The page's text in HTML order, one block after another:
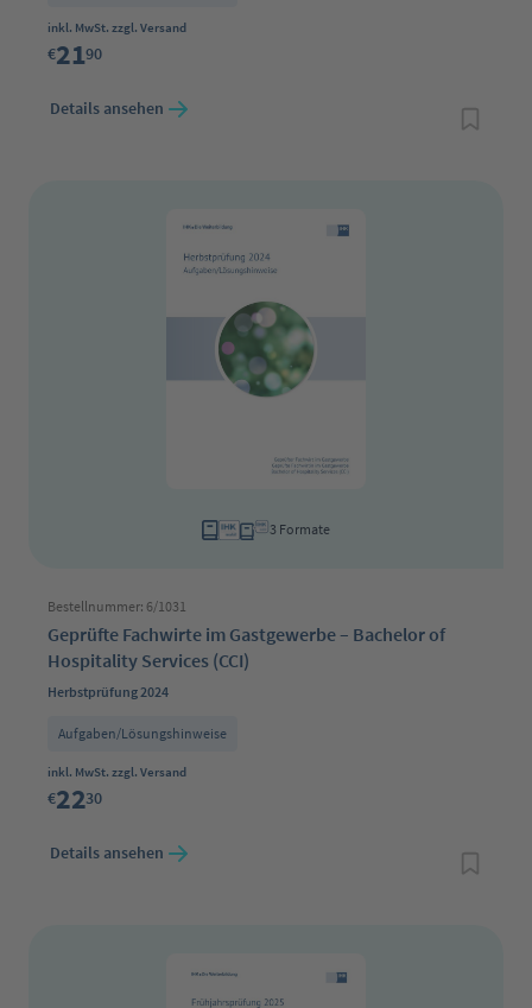
Regulärer Preis:
inkl. MwSt. zzgl. Versand
€2190
Details ansehen
3 Formate
Bestellnummer: 6/1031
Geprüfte Fachwirte im Gastgewerbe – Bachelor of
Hospitality Services (CCI)
Herbstprüfung 2024
Aufgaben/Lösungshinweise
Regulärer Preis:
inkl. MwSt. zzgl. Versand
€2230
Details ansehen